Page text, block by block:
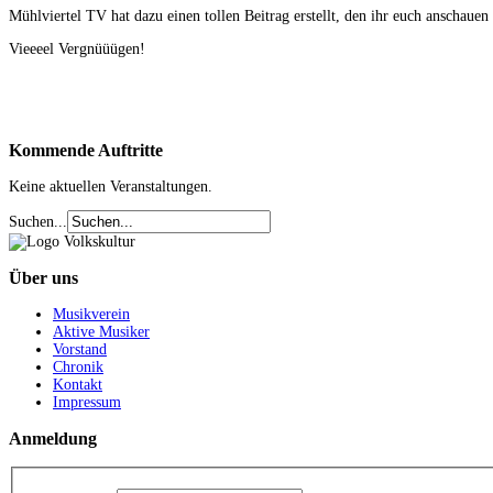
Mühlviertel TV hat dazu einen tollen Beitrag erstellt, den ihr euch
Vieeeel Vergnüüügen!
Kommende Auftritte
Keine aktuellen Veranstaltungen.
Suchen...
Über uns
Musikverein
Aktive Musiker
Vorstand
Chronik
Kontakt
Impressum
Anmeldung